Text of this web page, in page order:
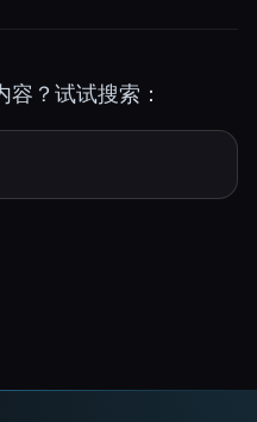
？试试搜索：